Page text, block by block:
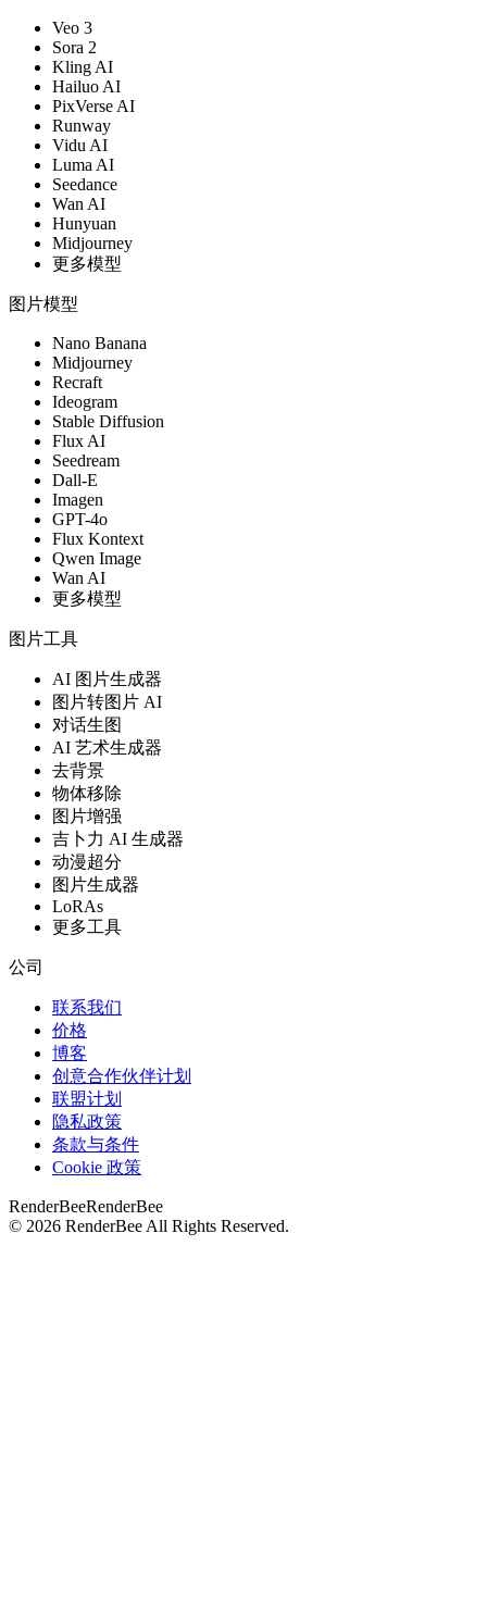
Veo 3
Sora 2
Kling AI
Hailuo AI
PixVerse AI
Runway
Vidu AI
Luma AI
Seedance
Wan AI
Hunyuan
Midjourney
更多模型
图片模型
Nano Banana
Midjourney
Recraft
Ideogram
Stable Diffusion
Flux AI
Seedream
Dall-E
Imagen
GPT-4o
Flux Kontext
Qwen Image
Wan AI
更多模型
图片工具
AI 图片生成器
图片转图片 AI
对话生图
AI 艺术生成器
去背景
物体移除
图片增强
吉卜力 AI 生成器
动漫超分
图片生成器
LoRAs
更多工具
公司
联系我们
价格
博客
创意合作伙伴计划
联盟计划
隐私政策
条款与条件
Cookie 政策
RenderBeeRenderBee
© 2026 RenderBee All Rights Reserved.